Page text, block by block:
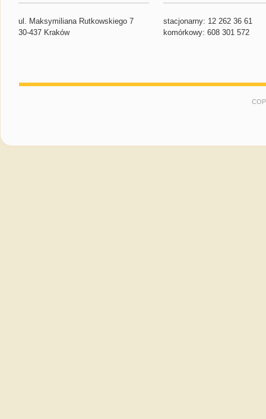
ul. Maksymiliana Rutkowskiego 7
30-437 Kraków
stacjonarny: 12 262 36 61
komórkowy: 608 301 572